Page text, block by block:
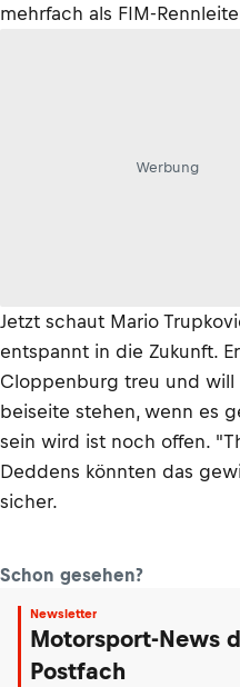
mehrfach als FIM-
Werbung
Jetzt schaut Mario
entspannt in die Zukunft.
Cloppenburg treu und will
beiseite stehen, wenn es
sein wird ist noch offen.
Deddens könnten das
sicher.
Schon gesehen?
Newsletter
Motorsport-News
Postfach